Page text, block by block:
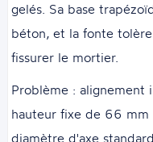
gelés. Sa base
béton, et la fonte
fissurer le mortier.
Problème : alignement
hauteur fixe de 66
diamètre d'axe